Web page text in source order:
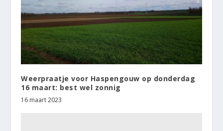
Weerpraatje voor Haspengouw op donderdag
16 maart: best wel zonnig
16 maart 2023